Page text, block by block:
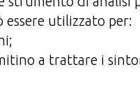
essere utilizzato per:
a trattare i